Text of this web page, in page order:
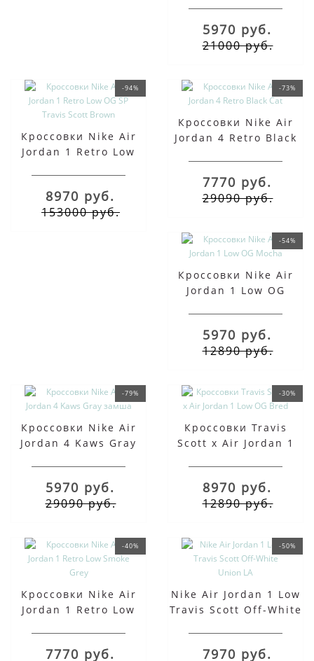
5970 руб.
21000 руб.
-94%
Кроссовки Nike Air
Jordan 1 Retro Low
8970 руб.
153000 руб.
-73%
Кроссовки Nike Air
Jordan 4 Retro Black
7770 руб.
29090 руб.
-54%
Кроссовки Nike Air
Jordan 1 Low OG
5970 руб.
12890 руб.
-79%
Кроссовки Nike Air
Jordan 4 Kaws Gray
5970 руб.
29090 руб.
-30%
Кроссовки Travis
Scott x Air Jordan 1
8970 руб.
12890 руб.
-40%
Кроссовки Nike Air
Jordan 1 Retro Low
7770 руб.
-50%
Nike Air Jordan 1 Low
Travis Scott Off-White
7970 руб.